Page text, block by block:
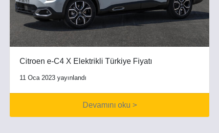
Citroen e-C4 X Elektrikli Türkiye Fiyatı
11 Oca 2023 yayınlandı
Devamını oku >